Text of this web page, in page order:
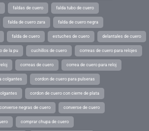
faldas de cuero falda tubo de cuero
falda de cuero zara falda de cuero negra
falda de cuero estuches de cuero delantales de cuero
de la pu cuchillos de cuero correas de cuero para relojes
correas de cuero correa de cuero para reloj
colgantes cordon de cuero para pulseras
cordon de cuero con cierre de plata
converse negras de cuero converse de cuero
comprar chupa de cuero